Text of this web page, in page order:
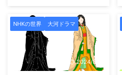
送分の紹介です。最終週のタ
イトルは、ドラマタイトルと
同じ「虎に翼」です。最終週
の１２６話から１２８話の気
になるエピソード、から「虎
に翼」を深堀です。 「虎に
翼」最終週のタイトル「虎に
NHKの世界 大河ドラマ
2024/8/15